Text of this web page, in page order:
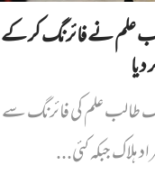
علم نے فائرنگ کر
طالب علم کی فائرنگ سے
ہلاک جبکہ کئی...